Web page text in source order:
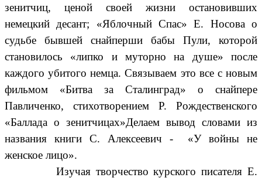
зенитчиц, ценой своей жизни остановивших
немецкий десант; «Яблочный Спас» Е. Носова о
судьбе бывшей снайперши бабы Пули, которой
становилось «липко и муторно на душе» после
каждого убитого немца. Связываем это все с новым
фильмом «Битва за Сталинград» о снайпере
Павличенко, стихотворением Р. Рождественского
«Баллада о зенитчицах»Делаем вывод словами из
названия книги С. Алексеевич - «У войны не
женское лицо».
Изучая творчество курского писателя Е.